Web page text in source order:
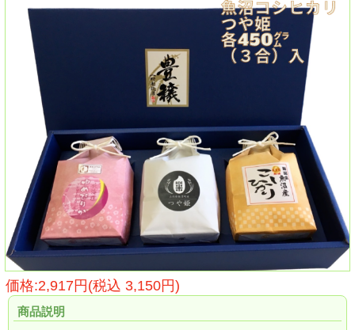
価格:2,917円(税込 3,150円)
商品説明